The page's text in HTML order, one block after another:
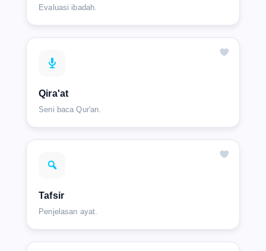
Evaluasi ibadah.
Qira'at
Seni baca Qur'an.
Tafsir
Penjelasan ayat.